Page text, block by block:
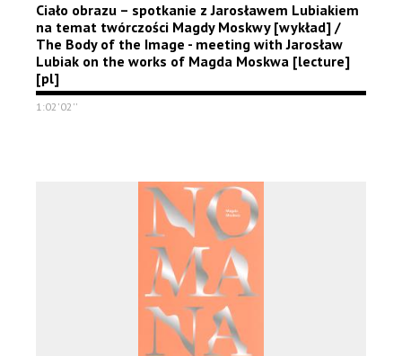
Ciało obrazu – spotkanie z Jarosławem Lubiakiem
na temat twórczości Magdy Moskwy [wykład] /
The Body of the Image - meeting with Jarosław
Lubiak on the works of Magda Moskwa [lecture]
[pl]
1:02'02''